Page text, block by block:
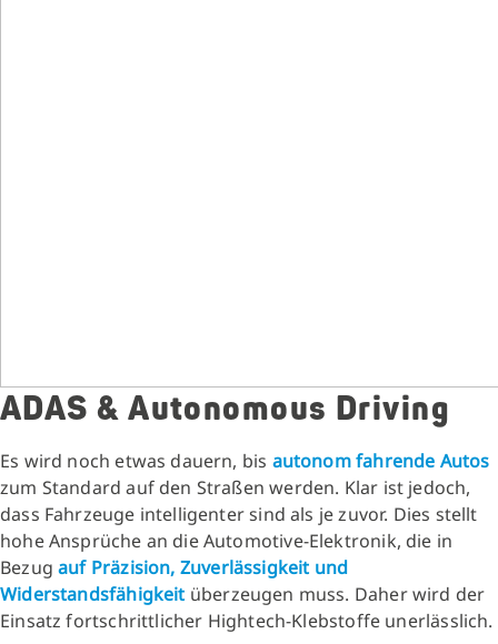
ADAS & Autonomous Driving
Es wird noch etwas dauern, bis autonom fahrende Autos
zum Standard auf den Straßen werden. Klar ist jedoch,
dass Fahrzeuge intelligenter sind als je zuvor. Dies stellt
hohe Ansprüche an die Automotive-Elektronik, die in
Bezugauf Präzision, Zuverlässigkeit und
Widerstandsfähigkeit überzeugen muss. Daher wird der
Einsatz fortschrittlicher Hightech-Klebstoffe unerlässlich.